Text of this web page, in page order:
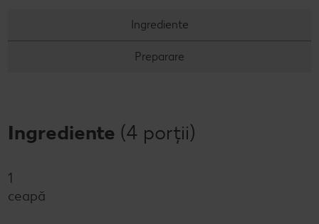
Ingrediente
Preparare
Ingrediente (4 porții)
1
ceapă